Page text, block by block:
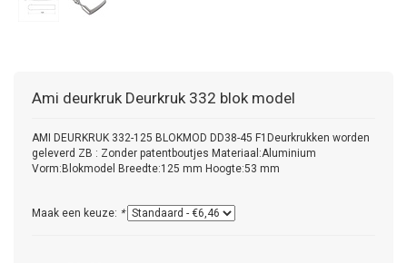
Ami deurkruk Deurkruk 332 blok model
AMI DEURKRUK 332-125 BLOKMOD DD38-45 F1Deurkrukken worden
geleverd ZB : Zonder patentboutjes Materiaal:Aluminium
Vorm:Blokmodel Breedte:125 mm Hoogte:53 mm
Maak een keuze: *